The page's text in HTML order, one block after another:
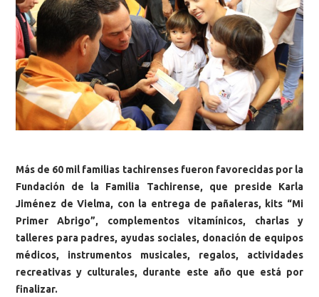
Más de 60 mil familias tachirenses fueron favorecidas por la
Fundación de la Familia Tachirense, que preside Karla
Jiménez de Vielma, con la entrega de pañaleras, kits “Mi
Primer Abrigo”, complementos vitamínicos, charlas y
talleres para padres, ayudas sociales, donación de equipos
médicos, instrumentos musicales, regalos, actividades
recreativas y culturales, durante este año que está por
finalizar.